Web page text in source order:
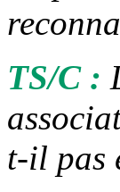
TS/C :
t-il pas